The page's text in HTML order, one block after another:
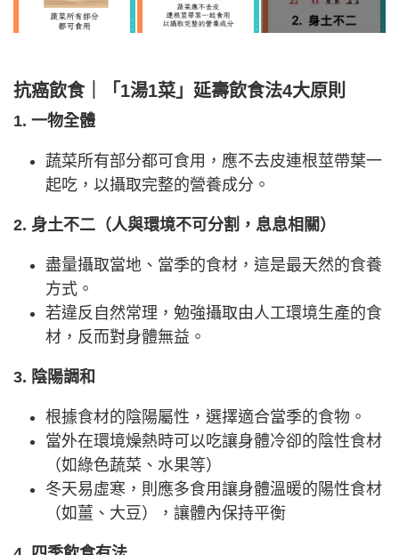
抗癌飲食｜「1湯1菜」延壽飲食法4大原則
1. 一物全體
蔬菜所有部分都可食用，應不去皮連根莖帶葉一
起吃，以攝取完整的營養成分。
2. 身土不二（人與環境不可分割，息息相關）
盡量攝取當地、當季的食材，這是最天然的食養
方式。
若違反自然常理，勉強攝取由人工環境生產的食
材，反而對身體無益。
3. 陰陽調和
根據食材的陰陽屬性，選擇適合當季的食物。
當外在環境燥熱時可以吃讓身體冷卻的陰性食材
（如綠色蔬菜、水果等）
冬天易虛寒，則應多食用讓身體溫暖的陽性食材
（如薑、大豆），讓體內保持平衡